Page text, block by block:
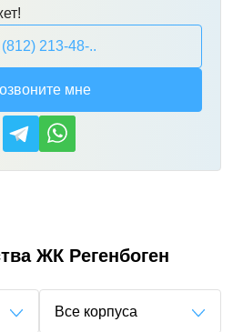
213-48-..
мне
ЖК Регенбоген
Все корпуса